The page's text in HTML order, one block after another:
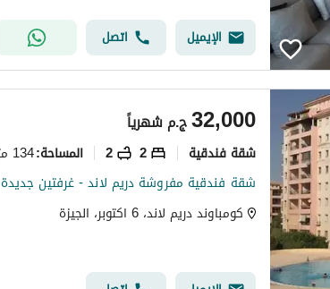
الإيميل اتصل
ج.م32,000 شهرياً
شقة فندقية 2
2 المساحة:134 متر مربع
كومباوند دريم لاند، 6 اكتوبر، الجيزة